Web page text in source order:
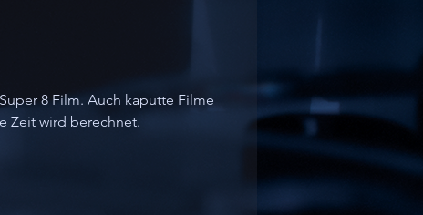
8 Film. Auch kaputte Filme
Zeit wird berechnet.